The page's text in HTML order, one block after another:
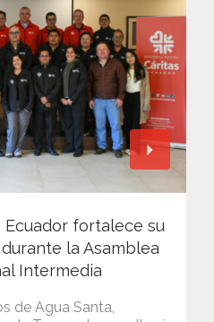
Ecuador fortalece su
la Asamblea
Intermedia
de Agua Santa,